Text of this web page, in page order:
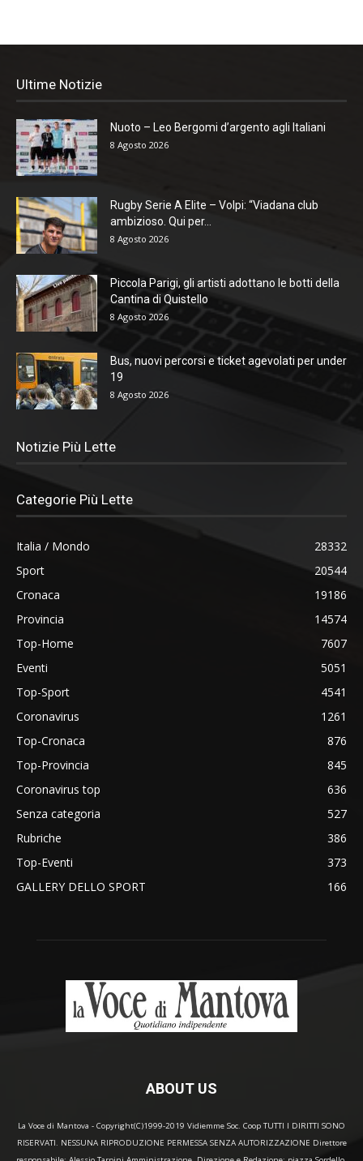
Ultime Notizie
Nuoto – Leo Bergomi d’argento agli Italiani
8 Agosto 2026
Rugby Serie A Elite – Volpi: “Viadana club
ambizioso. Qui per...
8 Agosto 2026
Piccola Parigi, gli artisti adottano le botti della
Cantina di Quistello
8 Agosto 2026
Bus, nuovi percorsi e ticket agevolati per under
19
8 Agosto 2026
Notizie Più Lette
Categorie Più Lette
Italia / Mondo
28332
Sport
20544
Cronaca
19186
Provincia
14574
Top-Home
7607
Eventi
5051
Top-Sport
4541
Coronavirus
1261
Top-Cronaca
876
Top-Provincia
845
Coronavirus top
636
Senza categoria
527
Rubriche
386
Top-Eventi
373
GALLERY DELLO SPORT
166
ABOUT US
La Voce di Mantova - Copyright(C)1999-2019 Vidiemme Soc. Coop TUTTI I DIRITTI SONO
RISERVATI. NESSUNA RIPRODUZIONE PERMESSA SENZA AUTORIZZAZIONE Direttore